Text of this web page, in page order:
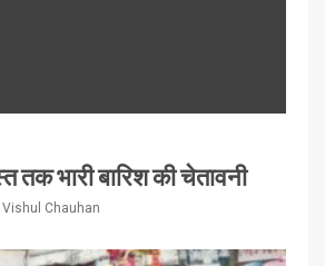
तक भारी बारिश की चेतावनी
Vishul Chauhan